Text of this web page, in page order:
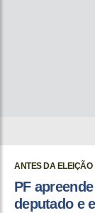
ANTES DA ELEIÇÃO
PF
deputado e